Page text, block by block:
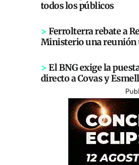
todos los públicos
> Ferrolterra rebate a
Ministerio una reunión
> El BNG exige la
directo a Covas y